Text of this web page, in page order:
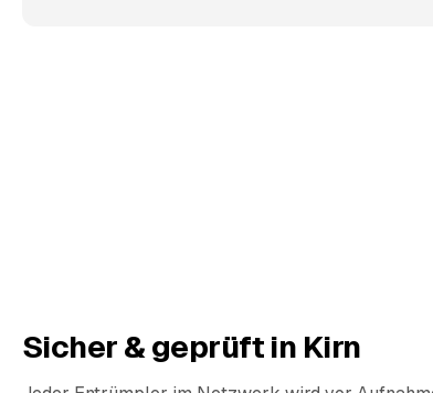
Sicher & geprüft in Kirn